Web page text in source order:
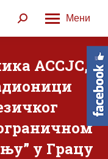
Мени
Search:
АССЈС,
у Грацу